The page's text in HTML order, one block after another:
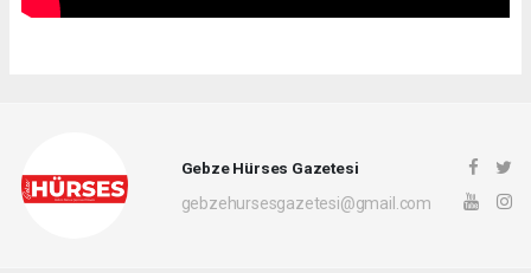
Gebze Hürses Gazetesi
gebzehursesgazetesi@gmail.com